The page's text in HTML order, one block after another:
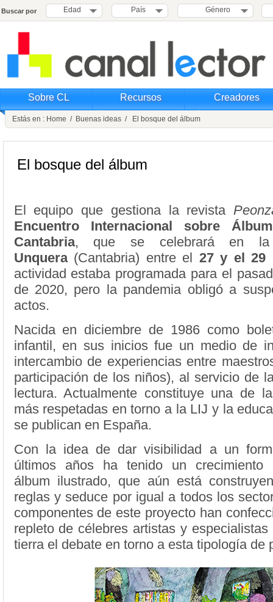
Buscar por Edad País Género
Sobre CL Recursos Creadores
Estás en : Home / Buenas ideas / El bosque del álbum
El bosque del álbum
El equipo que gestiona la revista
Encuentro Internacional sobre
Cantabria, que se celebrará en la
Unquera(Cantabria) entre el 27 y el 29
actividad estaba programada para el
de 2020, pero la pandemia obligó a
actos.
Nacida en diciembre de 1986 como
infantil, en sus inicios fue un medio de
intercambio de experiencias entre
participación de los niños), al servicio de
lectura. Actualmente constituye una de
más respetadas en torno a la LIJ y la
se publican en España.
Con la idea de dar visibilidad a un
últimos años ha tenido un crecimiento
álbum ilustrado, que aún está
reglas y seduce por igual a todos los
componentes de este proyecto han
repleto de célebres artistas y
tierra el debate en torno a esta tipología de